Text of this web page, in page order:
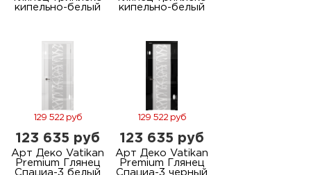
кипельно-белый
кипельно-белый
129 522 руб
123 635 руб
Арт Деко Vatikan
Premium Глянец
Спациа-3 белый
129 522 руб
123 635 руб
Арт Деко Vatikan
Premium Глянец
Спациа-3 черный